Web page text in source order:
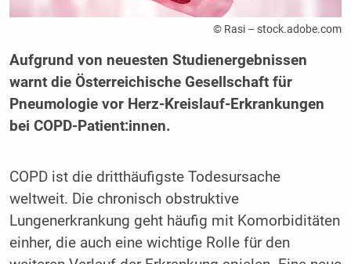
© Rasi – stock.adobe.com
Aufgrund von neuesten Studienergebnissen
warnt die Österreichische Gesellschaft für
Pneumologie vor Herz-Kreislauf-Erkrankungen
bei COPD-Patient:innen.
COPD ist die dritthäufigste Todesursache
weltweit. Die chronisch obstruktive
Lungenerkrankung geht häufig mit Komorbiditäten
einher, die auch eine wichtige Rolle für den